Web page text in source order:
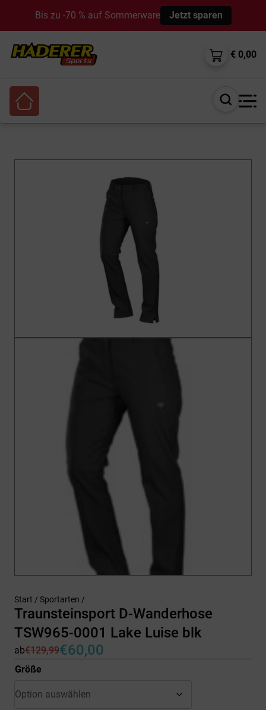
Bis zu -70 % auf Sommerware Jetzt sparen
€ 0,00
Suche
Start / Sportarten /
Traunsteinsport D-Wanderhose
TSW965-0001 Lake Luise blk
ab€129,99
Ursprünglicher
Preis
war:
€60,00
Aktueller
Preis
ist:
Größe